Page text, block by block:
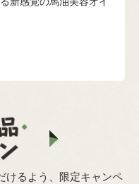
けるよう、限定キャンペ